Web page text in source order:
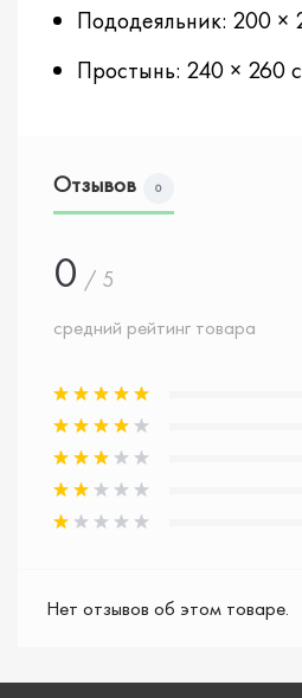
Пододеяльник: 200 ×
Простынь: 240 × 260
Отзывов 0
0 / 5
средний рейтинг товара
Нет отзывов об этом товаре.